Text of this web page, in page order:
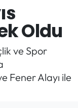
Oldu
ve Spor
Fener Alayı ile